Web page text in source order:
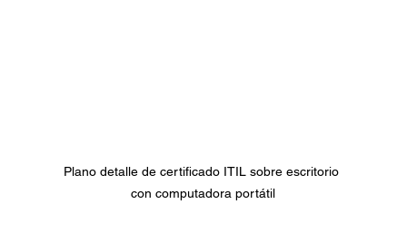
Plano detalle de certificado ITIL sobre escritorio
con computadora portátil